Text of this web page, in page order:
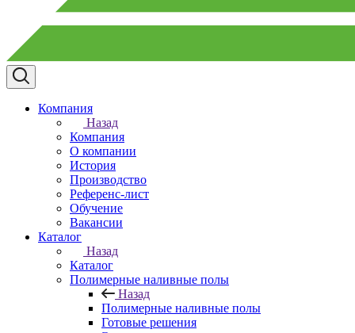
Компания
Назад
Компания
О компании
История
Производство
Референс-лист
Обучение
Вакансии
Каталог
Назад
Каталог
Полимерные наливные полы
Назад
Полимерные наливные полы
Готовые решения